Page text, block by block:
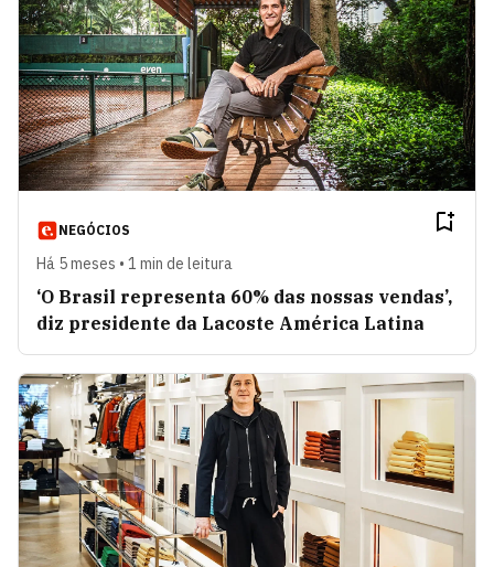
NEGÓCIOS
Há 5 meses • 1 min de leitura
‘O Brasil representa 60% das nossas vendas’,
diz presidente da Lacoste América Latina